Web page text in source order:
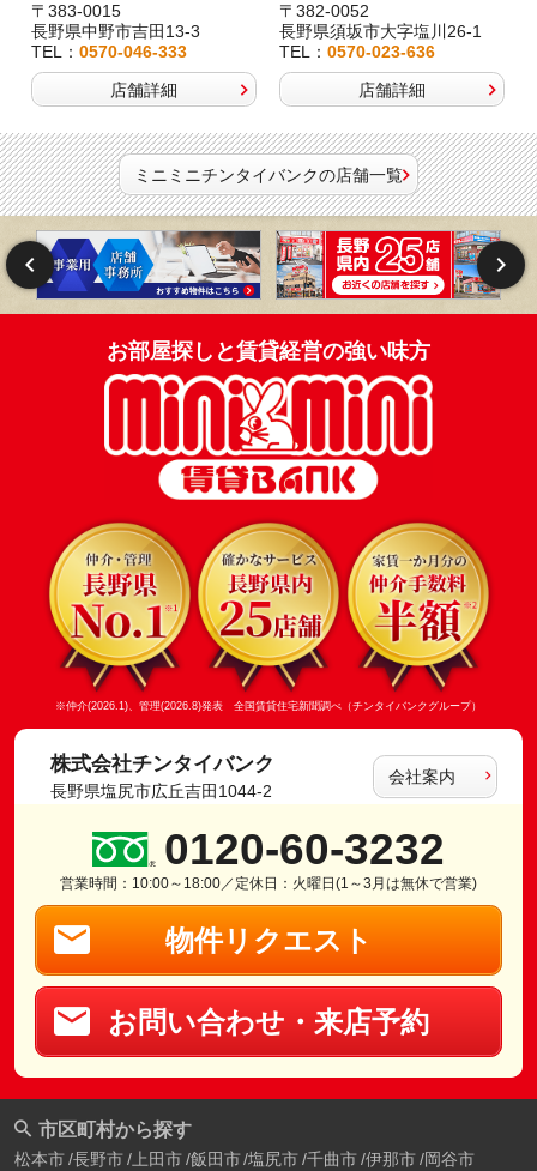
〒383-0015
長野県中野市吉田13-3
TEL： 0570-046-333
店舗詳細
〒382-0052
長野県須坂市大字塩川26-1
TEL：0570-023-636
店舗詳細
ミニミニチンタイバンクの店舗一覧
お部屋探しと賃貸経営の強い味方
※仲介(2026.1)、管理(2026.8)発表 全国賃貸住宅新聞調べ（チンタイバンクグループ）
株式会社チンタイバンク
長野県塩尻市広丘吉田1044-2
会社案内
0120-60-3232
営業時間：10:00～18:00／定休日：火曜日(1～3月は無休で営業)
物件リクエスト
お問い合わせ・来店予約
市区町村から探す
松本市 長野市 上田市 飯田市 塩尻市 千曲市 伊那市 岡谷市